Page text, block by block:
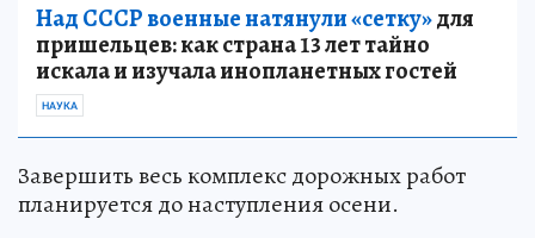
Над СССР военные натянули «сетку»для
пришельцев: как страна 13 лет тайно
искала и изучала инопланетных гостей
НАУКА
Завершить весь комплекс дорожных работ
планируется до наступления осени.